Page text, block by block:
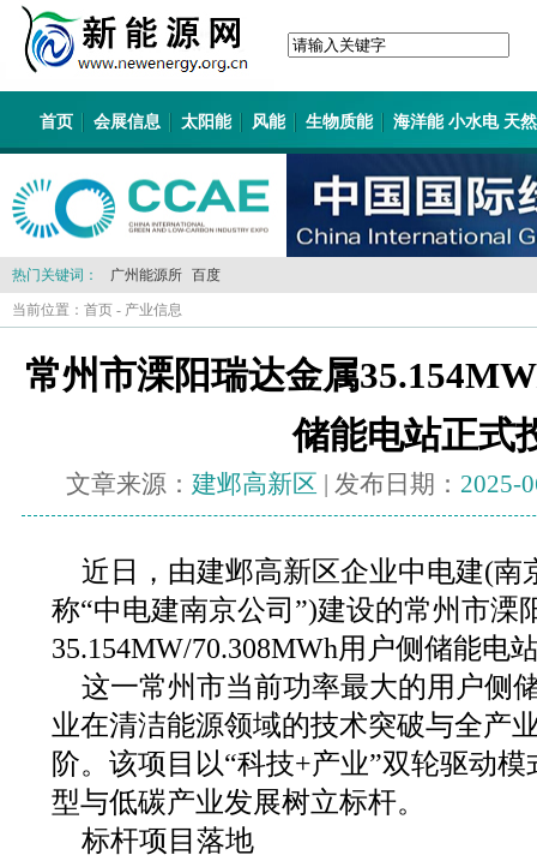
首页 会展信息 太阳能 风能 生物质能 海洋能 小水电 天
热门关键词： 广州能源所 百度
当前位置： 首页 - 产业信息
常州市溧阳瑞达金属
储能电站正式
文章来源： 建邺高新区 | 发布日期： 2025-
近日，由建邺高新区企业中电建(南
称“中电建南京公司”)建设的常州市溧
35.154MW/70.308MWh用户侧储能电
这一常州市当前功率最大的用户侧
业在清洁能源领域的技术突破与全产
阶。该项目以“科技+产业”双轮驱动
型与低碳产业发展树立标杆。
标杆项目落地